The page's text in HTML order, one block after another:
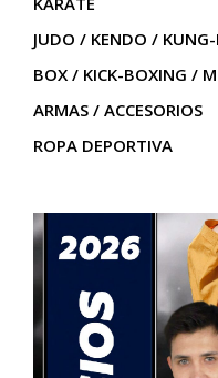
JUDO / KENDO /
BOX / KICK-BOXING /
ARMAS / ACCESORIOS
ROPA DEPORTIVA